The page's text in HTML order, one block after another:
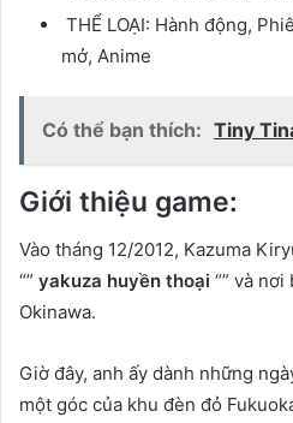
THỂ LOẠI: Hành động,
mở, Anime
Có thể bạn thích: Tiny
Giới thiệu game:
Vào tháng 12/2012, Kazuma
“” yakuza huyền thoại “” và
Okinawa.
Giờ đây, anh ấy dành những
một góc của khu đèn đỏ